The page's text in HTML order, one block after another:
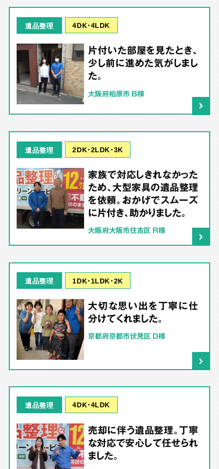
遺品整理 4DK･4LDK
片付いた部屋を見たとき、
少し前に進めた気がしまし
た。
大阪府柏原市 B様
遺品整理 2DK･2LDK･3K
家族で対応しきれなかった
ため、大型家具の遺品整理
を依頼。おかげでスムーズ
に片付き、助かりました。
大阪府大阪市住吉区 R様
遺品整理 1DK･1LDK･2K
大切な思い出を丁寧に仕
分けてくれました。
京都府京都市伏見区 D様
遺品整理 4DK･4LDK
売却に伴う遺品整理。丁寧
な対応で安心して任せられ
ました。